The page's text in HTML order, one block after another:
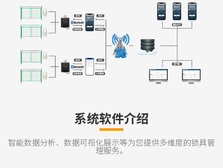
系统软件介绍
智能数据分析、数据可视化展示等为您提供多维度的锁具管
理服务。